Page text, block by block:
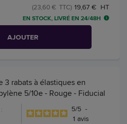
19,67 € HT
(23,60 € TTC)
EN STOCK, LIVRÉ EN 24/48H
AJOUTER
3 rabats à élastiques en
5/10e - Rouge - Fiducial
5/5 -
1avis